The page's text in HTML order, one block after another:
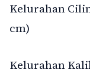
Kelurahan
cm)
Kelurahan